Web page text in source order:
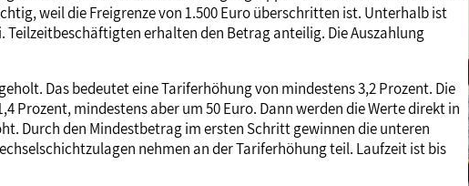
weil die Freigrenze von 1.500 Euro überschritten ist. Unterhalb ist
erhalten den Betrag anteilig. Die Auszahlung
Das bedeutet eine Tariferhöhung von mindestens 3,2 Prozent. Die
Prozent, mindestens aber um 50 Euro. Dann werden die Werte direkt in
Durch den Mindestbetrag im ersten Schritt gewinnen die unteren
nehmen an der Tariferhöhung teil. Laufzeit ist bis